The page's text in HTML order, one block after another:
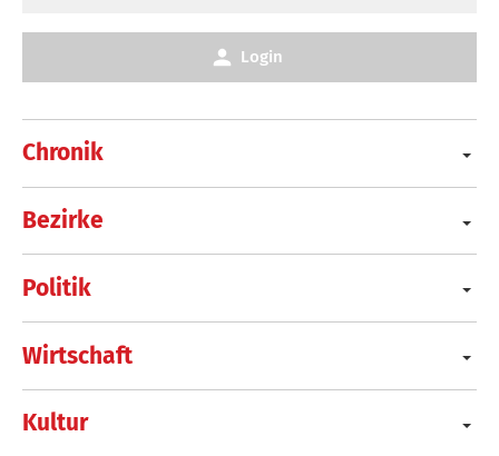
Chronik
Bezirke
Politik
Wirtschaft
Kultur
Login